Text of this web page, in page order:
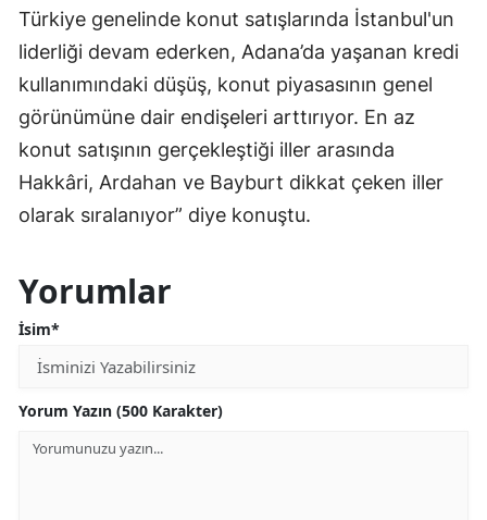
Türkiye genelinde konut satışlarında İstanbul'un
liderliği devam ederken, Adana’da yaşanan kredi
kullanımındaki düşüş, konut piyasasının genel
görünümüne dair endişeleri arttırıyor. En az
konut satışının gerçekleştiği iller arasında
Hakkâri, Ardahan ve Bayburt dikkat çeken iller
olarak sıralanıyor” diye konuştu.
Yorumlar
İsim*
Yorum Yazın (500 Karakter)